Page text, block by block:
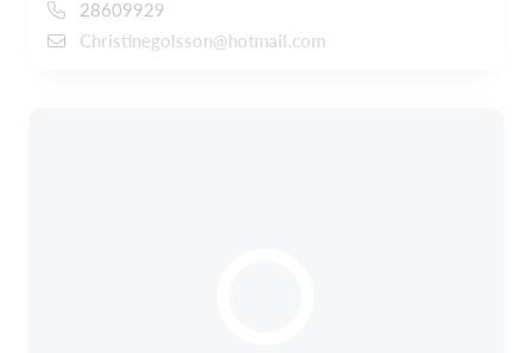
28609929
Christinegolsson@hotmail.com